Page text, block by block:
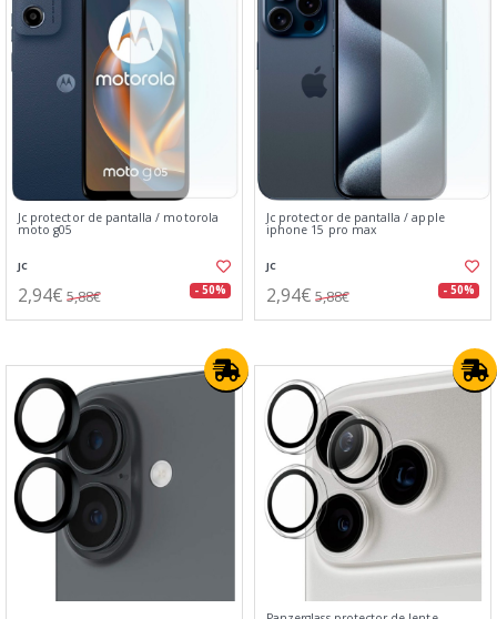
Jc protector de pantalla / motorola
moto g05
JC
2,94€ 5,88€ - 50%
Jc protector de pantalla / apple
iphone 15 pro max
JC
2,94€ 5,88€ - 50%